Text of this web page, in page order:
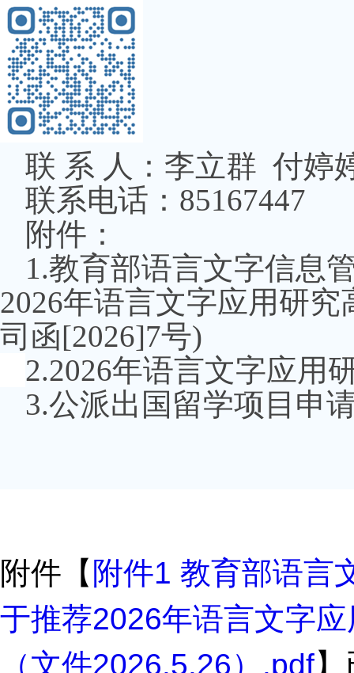
联 系 人：李立群 付婷
联系电话： 85167447
附件：
1.教育部语言文字信息
2026年语言文字应用研究
司函[2026]7号)
2.2026年语言文字应用
3.公派出国留学项目申
附件【 附件1 教育部语言
于推荐2026年语言文字
（文件2026.5.26）.pdf